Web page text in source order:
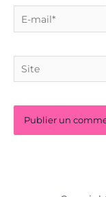
E-
mail*
Site